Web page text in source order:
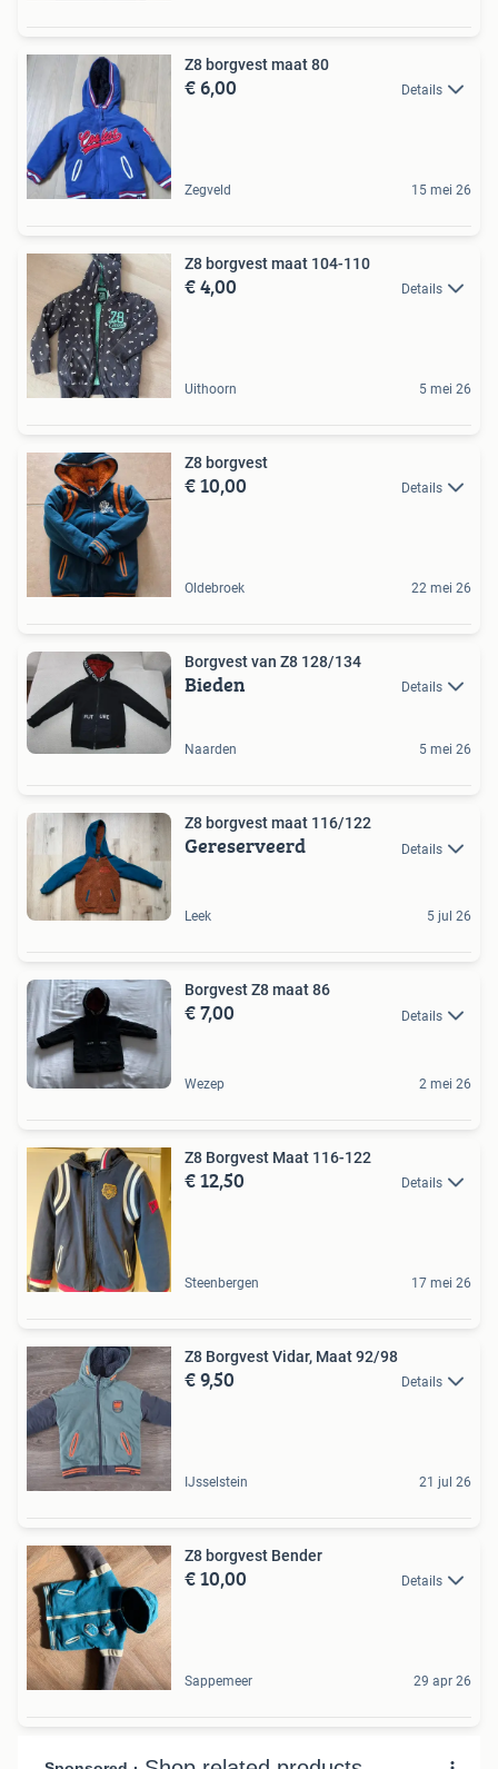
Z8 borgvest maat 80
€ 6,00 Details
Zegveld 15 mei 26
Z8 borgvest maat 104-110
€ 4,00 Details
Uithoorn 5 mei 26
Z8 borgvest
€ 10,00 Details
Oldebroek 22 mei 26
Borgvest van Z8 128/134
Bieden Details
Naarden 5 mei 26
Z8 borgvest maat 116/122
Gereserveerd Details
Leek 5 jul 26
Borgvest Z8 maat 86
€ 7,00 Details
Wezep 2 mei 26
Z8 Borgvest Maat 116-122
€ 12,50 Details
Steenbergen 17 mei 26
Z8 Borgvest Vidar, Maat 92/98
€ 9,50 Details
IJsselstein 21 jul 26
Z8 borgvest Bender
€ 10,00 Details
Sappemeer 29 apr 26